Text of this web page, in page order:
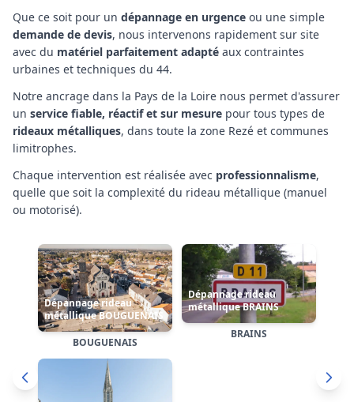
Que ce soit pour un dépannage en urgence ou une simple
demande de devis, nous intervenons rapidement sur site
avec du matériel parfaitement adapté aux contraintes
urbaines et techniques du 44.
Notre ancrage dans la Pays de la Loire nous permet d'assurer
un service fiable, réactif et sur mesure pour tous types de
rideaux métalliques, dans toute la zone Rezé et communes
limitrophes.
Chaque intervention est réalisée avec professionnalisme,
quelle que soit la complexité du rideau métallique (manuel
ou motorisé).
Dépannage rideau
CLISSON
COUËRON
métallique DIVATTE-SUR-
LOIRE
DIVATTE-SUR-LOIRE
Cliquez sur une carte pour accéder à la page dédiée de